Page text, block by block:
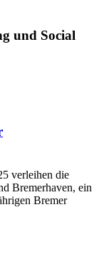
und Social
verleihen die
Bremerhaven, ein
Bremer